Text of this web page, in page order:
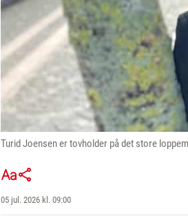
Turid Joensen er tovholder på det store
05 jul. 2026 kl. 09:00